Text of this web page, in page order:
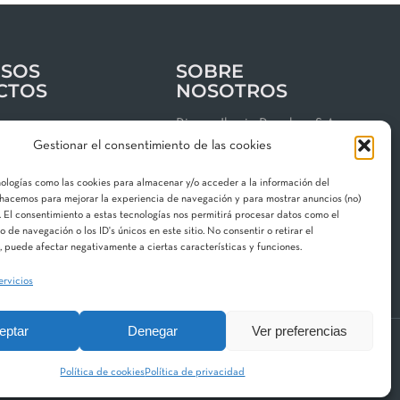
Gestionar el consentimiento de las cookies
como las cookies para almacenar y/o acceder a la información del
para mejorar la experiencia de navegación y para mostrar anuncios (no)
El consentimiento a estas tecnologías nos permitirá procesar datos como el
de navegación o los ID's únicos en este sitio. No consentir o retirar el
puede afectar negativamente a ciertas características y funciones.
Denegar Ver preferencias
Política de cookies Política de privacidad
privacidad
cookies
SOBRE
NOSOTROS
Riegos Iberia Regaber, S.A.
Grupo MAT Holding
08150 Parets del Vallès
Contacta con nosotros
Aquestia STF